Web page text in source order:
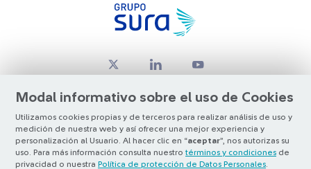
Modal informativo sobre el uso de Cookies
Utilizamos cookies propias y de terceros para realizar análisis de uso y
medición de nuestra web y así ofrecer una mejor experiencia y
personalización al Usuario. Al hacer clic en “aceptar”, nos autorizas su
uso. Para más información consulta nuestro términos y condiciones de
privacidad o nuestra Política de protección de Datos Personales
© Copyright Grupo SURA 2026